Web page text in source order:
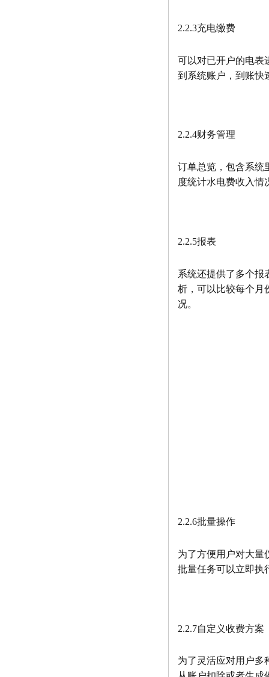
2.2.3充电缴费
可以对已开户的电表
到系统账户，到账快
2.2.4财务管理
订单总览，包含系统
度统计水电费收入情
2.2.5报表
系统还提供了多个报
析，可以比较每个月
况。
2.2.6批量操作
为了方便用户对大量
批量任务可以立即执
2.2.7自定义收费方案
为了灵活应对用户多